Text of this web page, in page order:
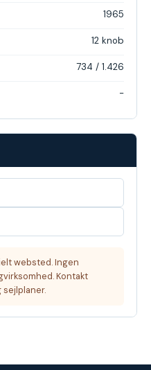
1965
12 knob
734 / 1.426
-
websted. Ingen
Kontakt